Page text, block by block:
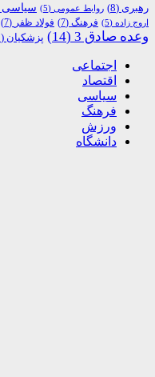
رهبری (8) روابط عمومی (5) سیاسی
اروج زاده (5) فرهنگ (7) فولاد ظفر (7)
وعده صادق 3 (14) پزشکیان (8)
اجتماعی
اقتصاد
سیاسی
فرهنگ
ورزش
دانشگاه